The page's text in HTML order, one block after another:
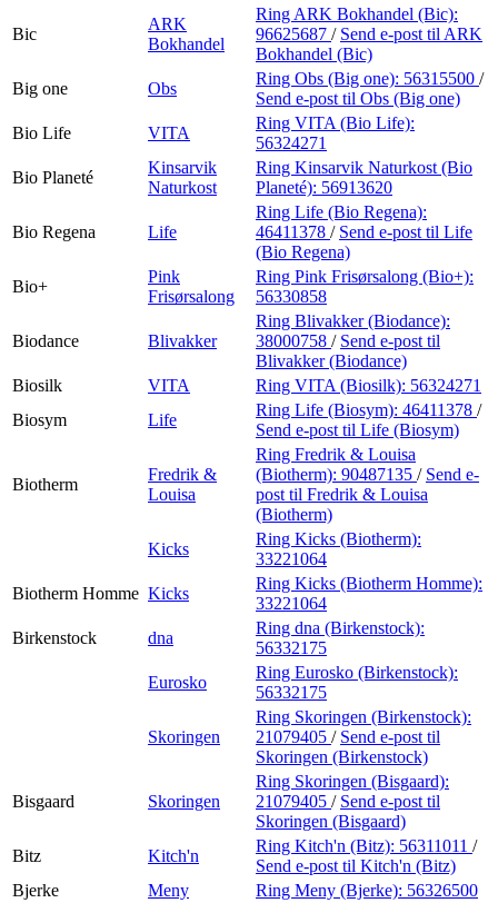
Bic
ARK
Bokhandel
Ring ARK Bokhandel (Bic):
96625687 / Send e-post til ARK
Bokhandel (Bic)
Big one
Obs
Ring Obs (Big one): 56315500 /
Send e-post til Obs (Big one)
Bio Life
VITA
Ring VITA (Bio Life):
56324271
Bio Planeté
Kinsarvik
Naturkost
Ring Kinsarvik Naturkost (Bio
Planeté): 56913620
Bio Regena Life
Ring Life (Bio Regena):
46411378 / Send e-post til Life
(Bio Regena)
Bio+
Pink
Frisørsalong
Ring Pink Frisørsalong (Bio+):
56330858
Biodance Blivakker
Ring Blivakker (Biodance):
38000758 / Send e-post til
Blivakker (Biodance)
Biosilk
VITA Ring VITA (Biosilk): 56324271
Biosym
Life
Ring Life (Biosym): 46411378 /
Send e-post til Life (Biosym)
Biotherm
Fredrik &
Louisa
Ring Fredrik & Louisa
(Biotherm): 90487135 / Send e-
post til Fredrik & Louisa
(Biotherm)
Kicks
Ring Kicks (Biotherm):
33221064
Biotherm Homme Kicks
Ring Kicks (Biotherm Homme):
33221064
Birkenstock
dna
Ring dna (Birkenstock):
56332175
Eurosko
Ring Eurosko (Birkenstock):
56332175
Skoringen
Ring Skoringen (Birkenstock):
21079405 / Send e-post til
Skoringen (Birkenstock)
Bisgaard Skoringen
Ring Skoringen (Bisgaard):
21079405 / Send e-post til
Skoringen (Bisgaard)
Bitz
Kitch'n
Ring Kitch'n (Bitz): 56311011 /
Send e-post til Kitch'n (Bitz)
Bjerke
Meny Ring Meny (Bjerke): 56326500